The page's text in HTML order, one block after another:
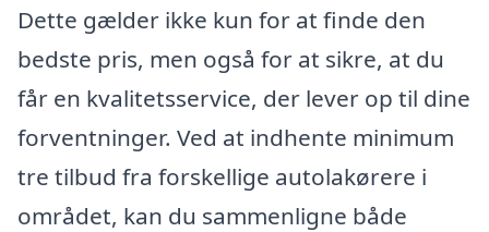
Dette gælder ikke kun for at finde den
bedste pris, men også for at sikre, at du
får en kvalitetsservice, der lever op til dine
forventninger. Ved at indhente minimum
tre tilbud fra forskellige autolakørere i
området, kan du sammenligne både